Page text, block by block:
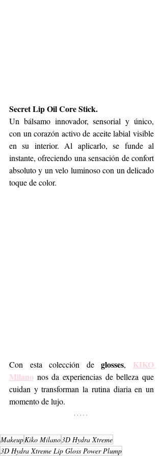
Secret Lip Oil Core Stick.
Un bálsamo innovador, sensorial y único,
con un corazón activo de aceite labial visible
en su interior. Al aplicarlo, se funde al
instante, ofreciendo una sensación de confort
absoluto y un velo luminoso con un delicado
toque de color.
Con esta colección de glosses, KIKO
Milano nos da experiencias de belleza que
cuidan y transforman la rutina diaria en un
momento de lujo.
MakeupKiko Milano3D Hydra Xtreme
3D Hydra Xtreme Lip Gloss Power Plump